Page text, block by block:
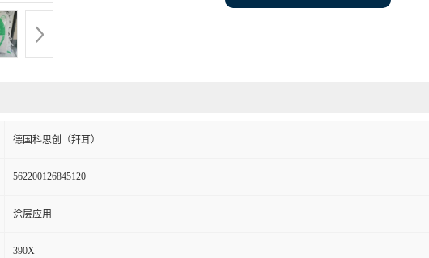
德国科思创（拜耳）
562200126845120
涂层应用
390X